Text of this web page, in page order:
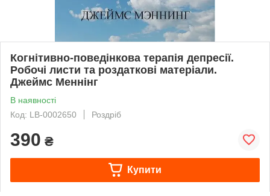
Когнітивно-поведінкова терапія депресії.
Робочі листи та роздаткові матеріали.
Джеймс Меннінг
В наявності
Код: LB-0002650
Роздріб
390 ₴
Купити